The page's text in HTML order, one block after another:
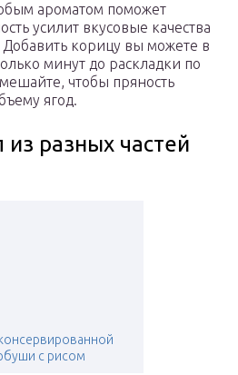
ароматом поможет
усилит вкусовые качества
Добавить корицу вы можете в
минут до раскладки по
чтобы пряность
ягод.
разных частей
с рисом